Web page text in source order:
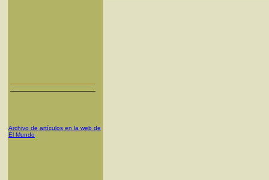
Archivo de artículos en la web de
El Mundo